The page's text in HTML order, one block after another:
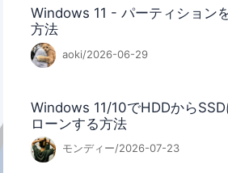
Windows 11 - パーティション
方法
aoki/2026-06-29
Windows 11/10でHDDから
ローンする方法
モンディー/2026-07-23